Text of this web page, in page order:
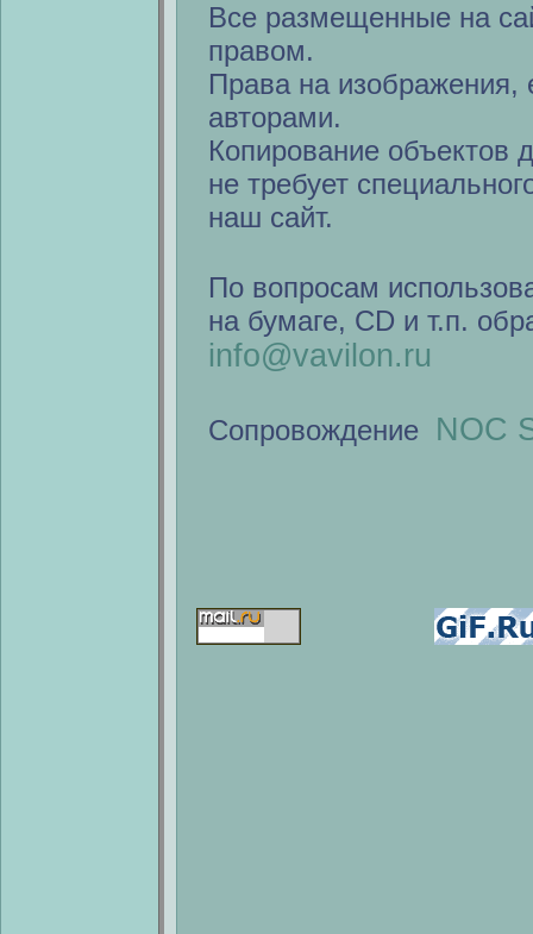
Все размещенные на
правом.
Права на изображения,
авторами.
Копирование объектов
не требует
наш сайт.
По вопросам
на бумаге, CD и т.п.
info@vavilon.ru
Сопровождение NOC